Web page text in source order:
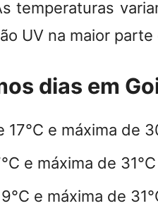
temperaturas
UV na maior
dias em
17°C e máxima de
e máxima de 31°C
e máxima de